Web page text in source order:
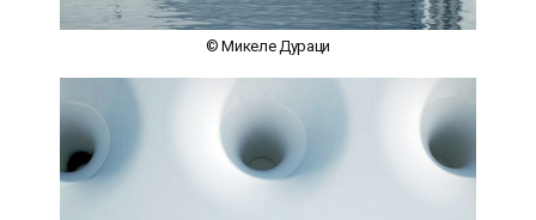
© Микеле Дураци